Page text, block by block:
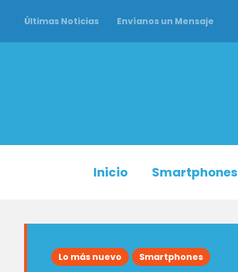
Últimas Noticias Envíanos un Mensaje
Inicio Smartphones
Lo más nuevo Smartphones